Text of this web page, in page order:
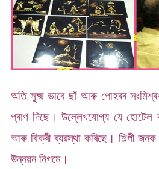
অতি সুক্ষ্ম ভাবে ছাঁ আৰু পোহৰৰ
প্ৰাণ দিছে। উল্লেখযোগ্য যে হোটেল
আৰু বিক্ৰী ব্যৱস্থা কৰিছে। শিল্পী
উন্নয়ন নিগমে।